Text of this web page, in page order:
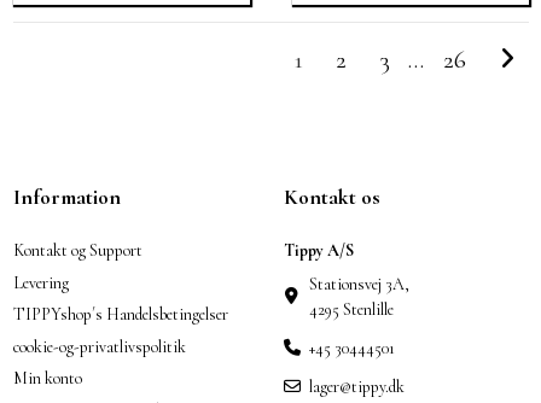
1 2 3 … 26
Information
Kontakt og Support
Levering
TIPPYshop´s Handelsbetingelser
cookie-og-privatlivspolitik
Min konto
Kontakt os
Tippy A/S
Stationsvej 3A,
4295 Stenlille
+45 30444501
lager@tippy.dk